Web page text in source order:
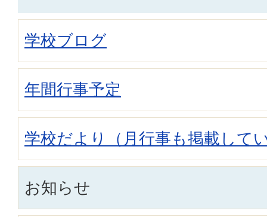
学校ブログ
年間行事予定
学校だより（月行事も掲載して
お知らせ